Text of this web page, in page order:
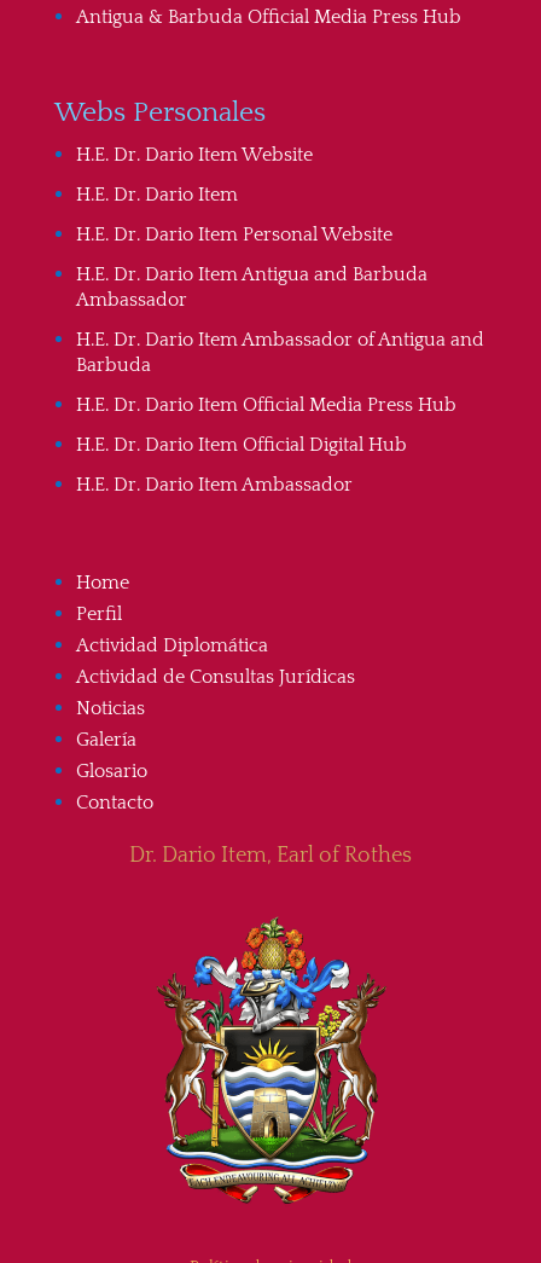
Antigua & Barbuda Official Media Press Hub
Webs Personales
H.E. Dr. Dario Item Website
H.E. Dr. Dario Item
H.E. Dr. Dario Item Personal Website
H.E. Dr. Dario Item Antigua and Barbuda
Ambassador
H.E. Dr. Dario Item Ambassador of Antigua and
Barbuda
H.E. Dr. Dario Item Official Media Press Hub
H.E. Dr. Dario Item Official Digital Hub
H.E. Dr. Dario Item Ambassador
Home
Perfil
Actividad Diplomática
Actividad de Consultas Jurídicas
Noticias
Galería
Glosario
Contacto
Dr. Dario Item, Earl of Rothes